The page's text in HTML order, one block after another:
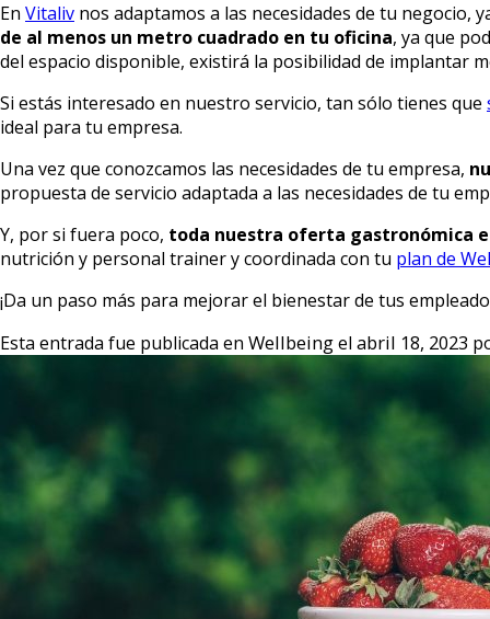
En Vitaliv nos adaptamos a las necesidades de tu negocio,
de al menos un metro cuadrado en tu oficina, ya que
del espacio disponible, existirá la posibilidad de implantar
Si estás interesado en nuestro servicio, tan sólo tienes que
ideal para tu empresa.
Una vez que conozcamos las necesidades de tu empresa,
propuesta de servicio adaptada a las necesidades de tu
Y, por si fuera poco, toda nuestra oferta gastronómica
nutrición y personal trainer y coordinada con tu plan de
¡Da un paso más para mejorar el bienestar de tus
Esta entrada fue publicada en Wellbeingel abril 18, 2023